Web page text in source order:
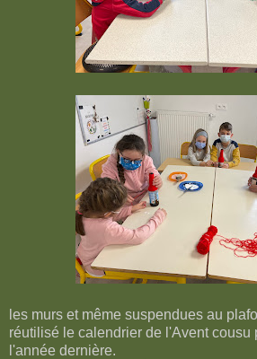
les murs et même suspendues au
réutilisé le calendrier de l'Avent cousu
l'année dernière.